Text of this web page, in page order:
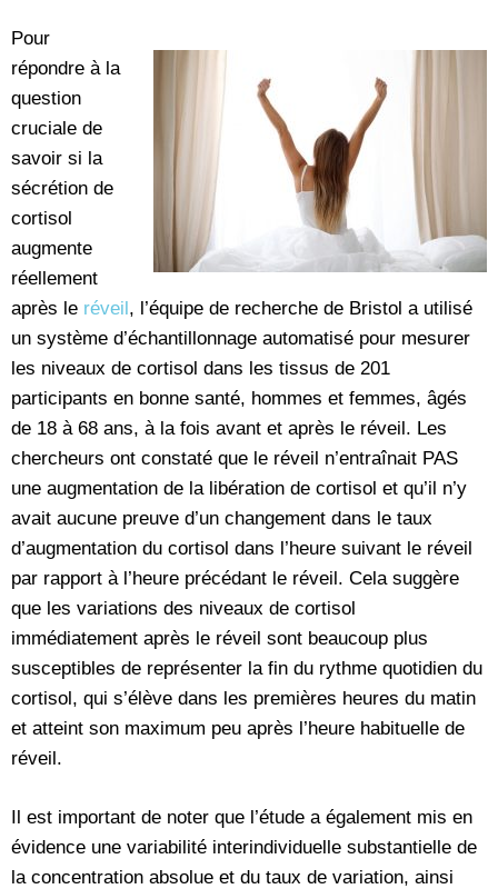
Pour
répondre à la
question
cruciale de
savoir si la
sécrétion de
cortisol
augmente
réellement
après le réveil, l’équipe de recherche de Bristol a utilisé
un système d’échantillonnage automatisé pour mesurer
les niveaux de cortisol dans les tissus de 201
participants en bonne santé, hommes et femmes, âgés
de 18 à 68 ans, à la fois avant et après le réveil. Les
chercheurs ont constaté que le réveil n’entraînait PAS
une augmentation de la libération de cortisol et qu’il n’y
avait aucune preuve d’un changement dans le taux
d’augmentation du cortisol dans l’heure suivant le réveil
par rapport à l’heure précédant le réveil. Cela suggère
que les variations des niveaux de cortisol
immédiatement après le réveil sont beaucoup plus
susceptibles de représenter la fin du rythme quotidien du
cortisol, qui s’élève dans les premières heures du matin
et atteint son maximum peu après l’heure habituelle de
réveil.
Il est important de noter que l’étude a également mis en
évidence une variabilité interindividuelle substantielle de
la concentration absolue et du taux de variation, ainsi